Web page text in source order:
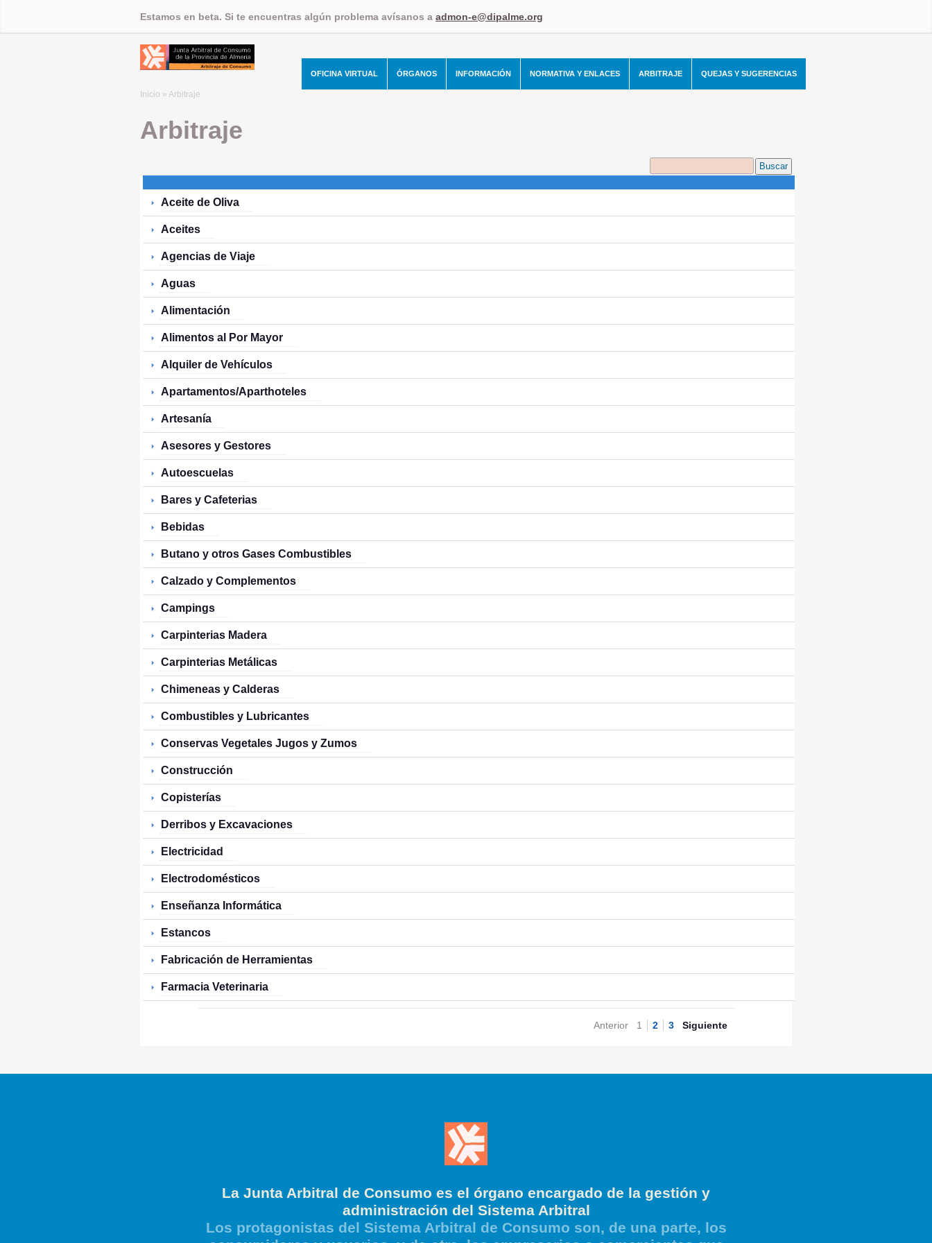
Estamos en beta. Si te encuentras algún problema avísanos a admon-e@dipalme.org
OFICINA VIRTUAL ÓRGANOS INFORMACIÓN NORMATIVA Y ENLACES ARBITRAJE QUEJAS Y SUGERENCIAS
Inicio » Arbitraje
Arbitraje
Buscar
Aceite de Oliva
Aceites
Agencias de Viaje
Aguas
Alimentación
Alimentos al Por Mayor
Alquiler de Vehículos
Apartamentos/Aparthoteles
Artesanía
Asesores y Gestores
Autoescuelas
Bares y Cafeterias
Bebidas
Butano y otros Gases Combustibles
Calzado y Complementos
Campings
Carpinterias Madera
Carpinterias Metálicas
Chimeneas y Calderas
Combustibles y Lubricantes
Conservas Vegetales Jugos y Zumos
Construcción
Copisterías
Derribos y Excavaciones
Electricidad
Electrodomésticos
Enseñanza Informática
Estancos
Fabricación de Herramientas
Farmacia Veterinaria
Anterior 1 2 3 Siguiente
La Junta Arbitral de Consumo es el órgano encargado de la gestión y
administración del Sistema Arbitral
Los protagonistas del Sistema Arbitral de Consumo son, de una parte, los